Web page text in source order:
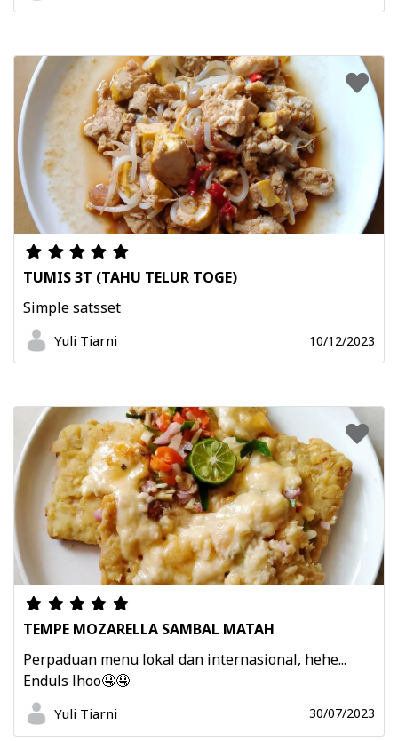
TUMIS 3T (TAHU TELUR TOGE)
Simple satsset
Yuli Tiarni 10/12/2023
TEMPE MOZARELLA SAMBAL MATAH
Perpaduan menu lokal dan internasional, hehe...
Enduls lhoo🤤🤤
Yuli Tiarni 30/07/2023